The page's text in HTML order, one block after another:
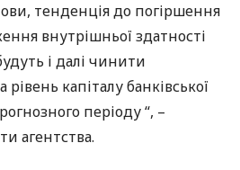
тенденція до погіршення
внутрішньої здатності
і далі чинити
капіталу банківської
періоду “, –
агентства.